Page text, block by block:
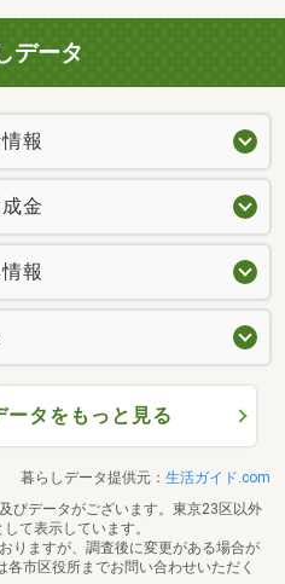
データ
報
金
報
タをもっと見る
暮らしデータ提供元： 生活ガイド.com
びデータがございます。東京23区以外
て表示しています。
りますが、調査後に変更がある場合が
市区役所までお問い合わせいただく